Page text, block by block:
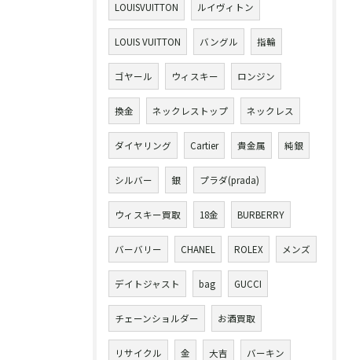
LOUISVUITTON ルイヴィトン
LOUIS VUITTON バングル 指輪
ゴヤール ウィスキー ロンジン
換金 ネックレストップ ネックレス
ダイヤリング Cartier 貴金属 純銀
シルバー 銀 プラダ(prada)
ウィスキー買取 18金 BURBERRY
バーバリー CHANEL ROLEX メンズ
デイトジャスト bag GUCCI
チェーンショルダー お酒買取
リサイクル 金 大吉 バーキン